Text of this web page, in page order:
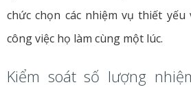
chức chọn các nhiệm vụ thiết
công việc họ làm cùng một lúc.
Kiểm soát số lượng